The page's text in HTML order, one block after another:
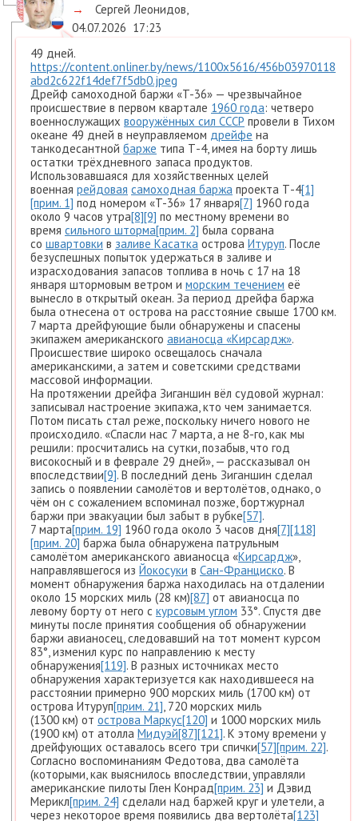
→
Сергей Леонидов,
04.07.2026 17:23
49 дней.
https://content.onliner.by/news/1100x5616/456b03970118
abd2c622f14def7f5db0.jpeg
Дрейф самоходной баржи «T-36» — чрезвычайное
происшествие в первом квартале 1960 года: четверо
военнослужащих вооружённых сил СССР провели в Тихом
океане 49 дней в неуправляемом дрейфе на
танкодесантной барже типа Т-4, имея на борту лишь
остатки трёхдневного запаса продуктов.
Использовавшаяся для хозяйственных целей
военная рейдовая самоходная баржа проекта Т-4[1]
[прим. 1] под номером «T-36» 17 января[7] 1960 года
около 9 часов утра[8][9] по местному времени во
время сильного шторма[прим. 2] была сорвана
со швартовки в заливе Касатка острова Итуруп. После
безуспешных попыток удержаться в заливе и
израсходования запасов топлива в ночь с 17 на 18
января штормовым ветром и морским течением её
вынесло в открытый океан. За период дрейфа баржа
была отнесена от острова на расстояние свыше 1700 км.
7 марта дрейфующие были обнаружены и спасены
экипажем американского авианосца «Кирсардж».
Происшествие широко освещалось сначала
американскими, а затем и советскими средствами
массовой информации.
На протяжении дрейфа Зиганшин вёл судовой журнал:
записывал настроение экипажа, кто чем занимается.
Потом писать стал реже, поскольку ничего нового не
происходило. «Спасли нас 7 марта, а не 8-го, как мы
решили: просчитались на сутки, позабыв, что год
високосный и в феврале 29 дней», — рассказывал он
впоследствии[9]. В последний день Зиганшин сделал
запись о появлении самолётов и вертолётов, однако, о
чём он с сожалением вспоминал позже, бортжурнал
баржи при эвакуации был забыт в рубке[57].
7 марта[прим. 19] 1960 года около 3 часов дня[7][118]
[прим. 20] баржа была обнаружена патрульным
самолётом американского авианосца «Кирсардж»,
направлявшегося из Йокосуки в Сан-Франциско. В
момент обнаружения баржа находилась на отдалении
около 15 морских миль (28 км)[87] от авианосца по
левому борту от него с курсовым углом 33°. Спустя две
минуты после принятия сообщения об обнаружении
баржи авианосец, следовавший на тот момент курсом
83°, изменил курс по направлению к месту
обнаружения[119]. В разных источниках место
обнаружения характеризуется как находившееся на
расстоянии примерно 900 морских миль (1700 км) от
острова Итуруп[прим. 21], 720 морских миль
(1300 км) от острова Маркус[120] и 1000 морских миль
(1900 км) от атолла Мидуэй[87][121]. К этому времени у
дрейфующих оставалось всего три спички[57][прим. 22].
Согласно воспоминаниям Федотова, два самолёта
(которыми, как выяснилось впоследствии, управляли
американские пилоты Глен Конрад[прим. 23] и Дэвид
Мерикл[прим. 24] сделали над баржей круг и улетели, а
через некоторое время появились два вертолёта[123]